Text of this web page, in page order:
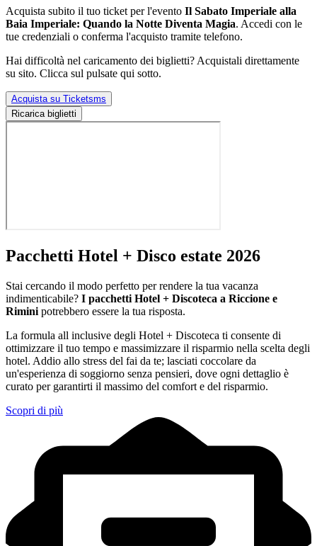
Acquista subito il tuo ticket per l'evento Il Sabato Imperiale alla
Baia Imperiale: Quando la Notte Diventa Magia. Accedi con le
tue credenziali o conferma l'acquisto tramite telefono.
Hai difficoltà nel caricamento dei biglietti? Acquistali direttamente
su sito. Clicca sul pulsate qui sotto.
Acquista su Ticketsms
Ricarica biglietti
Pacchetti Hotel + Disco estate 2026
Stai cercando il modo perfetto per rendere la tua vacanza
indimenticabile? I pacchetti Hotel + Discoteca a Riccione e
Rimini potrebbero essere la tua risposta.
La formula all inclusive degli Hotel + Discoteca ti consente di
ottimizzare il tuo tempo e massimizzare il risparmio nella scelta degli
hotel. Addio allo stress del fai da te; lasciati coccolare da
un'esperienza di soggiorno senza pensieri, dove ogni dettaglio è
curato per garantirti il massimo del comfort e del risparmio.
Scopri di più